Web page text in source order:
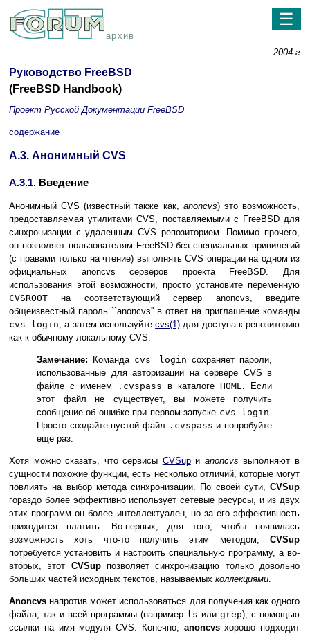
архив
☰
2004 г
Руководство FreeBSD
(FreeBSD Handbook)
Проект Русской Документации FreeBSD
содержание
A.3. Анонимный CVS
A.3.1. Введение
Анонимный CVS (известный также как, anoncvs) это возможность,
предоставляемая утилитами CVS, поставляемыми с FreeBSD для
синхронизации с удаленным CVS репозиторием. Помимо прочего,
он позволяет пользователям FreeBSD без специальных привилегий
(с правами только на чтение) выполнять CVS операции на одном из
официальных anoncvs серверов проекта FreeBSD. Для
использования этой возможности, просто установите переменную
CVSROOT на соответствующий сервер anoncvs, введите
общеизвестный пароль ``anoncvs'' в ответ на приглашение команды
cvs login, а затем используйтеcvs(1) для доступа к репозиторию
как к обычному локальному CVS.
Замечание: Команда cvs login сохраняет пароли,
использованные для авторизации на сервере CVS в
файле с именем
.cvspass в каталоге HOME. Если
этот файл не существует, вы можете получить
сообщение об ошибке при первом запуске cvs login.
Просто создайте пустой файл .cvspass и попробуйте
еще раз.
Хотя можно сказать, что сервисы CVSupи anoncvs выполняют в
сущности похожие функции, есть несколько отличий, которые могут
повлиять на выбор метода синхронизации. По своей сути, CVSup
гораздо более эффективно использует сетевые ресурсы, и из двух
этих программ он более интеллектуален, но за его эффективность
приходится платить. Во-первых, для того, чтобы появилась
возможность хоть что-то получить этим методом, CVSup
потребуется установить и настроить специальную программу, а во-
вторых, этот CVSupпозволяет синхронизацию только довольно
больших частей исходных текстов, называемых коллекциями.
Anoncvs напротив может использоваться для получения как одного
файла, так и всей программы (например ls или grep), с помощью
ссылки на имя модуля CVS. Конечно, anoncvsхорошо подходит